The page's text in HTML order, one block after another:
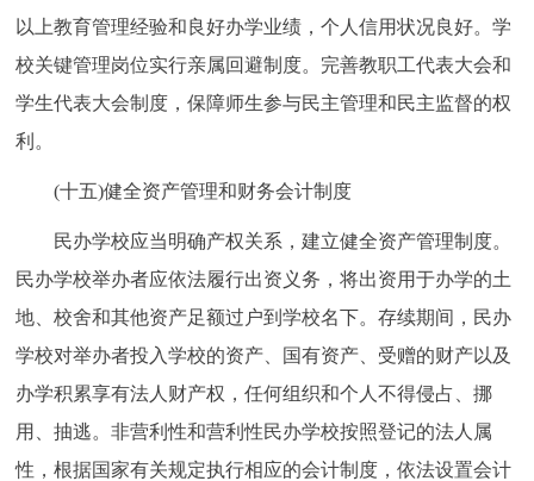
以上教育管理经验和良好办学业绩，个人信用状况良好。学
校关键管理岗位实行亲属回避制度。完善教职工代表大会和
学生代表大会制度，保障师生参与民主管理和民主监督的权
利。
(十五)健全资产管理和财务会计制度
民办学校应当明确产权关系，建立健全资产管理制度。
民办学校举办者应依法履行出资义务，将出资用于办学的土
地、校舍和其他资产足额过户到学校名下。存续期间，民办
学校对举办者投入学校的资产、国有资产、受赠的财产以及
办学积累享有法人财产权，任何组织和个人不得侵占、挪
用、抽逃。非营利性和营利性民办学校按照登记的法人属
性，根据国家有关规定执行相应的会计制度，依法设置会计